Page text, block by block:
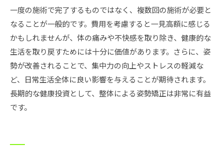
一度の施術で完了するものではなく、複数回の施術が必要と
なることが一般的です。費用を考慮すると一見高額に感じる
かもしれませんが、体の痛みや不快感を取り除き、健康的な
生活を取り戻すためには十分に価値があります。さらに、姿
勢が改善されることで、集中力の向上やストレスの軽減な
ど、日常生活全体に良い影響を与えることが期待されます。
長期的な健康投資として、整体による姿勢矯正は非常に有益
です。